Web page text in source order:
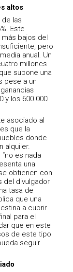
altos
de las
Este
bajos del
pero
anual. Un
millones
supone una
pese a un
y los 600.000
asociado al
que la
donde
alquiler.
es nada
una
obtienen con
del divulgador
tasa de
que una
a cubrir
para el
que en este
de este tipo
seguir